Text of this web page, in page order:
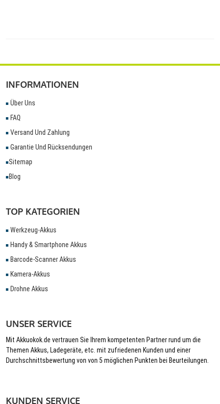
INFORMATIONEN
Über Uns
FAQ
Versand Und Zahlung
Garantie Und Rücksendungen
Sitemap
Blog
TOP KATEGORIEN
Werkzeug-Akkus
Handy & Smartphone Akkus
Barcode-Scanner Akkus
Kamera-Akkus
Drohne Akkus
UNSER SERVICE
Mit Akkuokok.de vertrauen Sie Ihrem kompetenten Partner rund um die
Themen Akkus, Ladegeräte, etc. mit zufriedenen Kunden und einer
Durchschnittsbewertung von von 5 möglichen Punkten bei Beurteilungen.
KUNDEN SERVICE